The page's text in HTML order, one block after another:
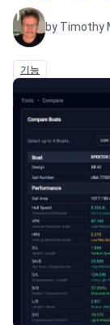
by Timothy
기능